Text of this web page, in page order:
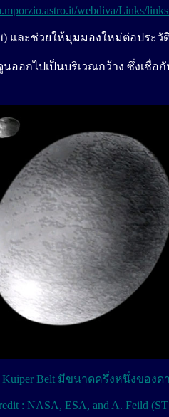
webdiva/Links/
และช่วยให้มุมมองใหม่ต่อประ
อกไปเป็นบริเวณกว้าง ซึ่งเชื่
Kuiper Belt มีขนาดครึ่งหนึ่งขอ
: NASA, ESA, and A. Feild